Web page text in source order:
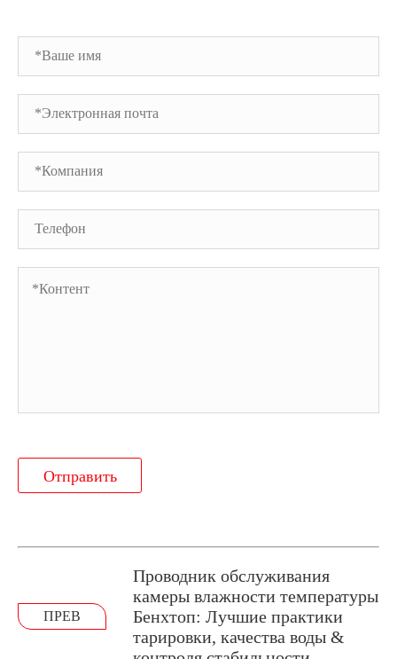
Отправить
ПРЕВ
Проводник обслуживания
камеры влажности температуры
Бенхтоп: Лучшие практики
тарировки, качества воды &